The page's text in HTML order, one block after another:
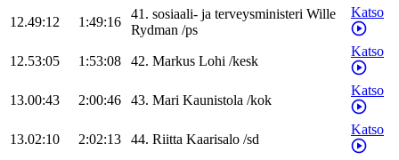
12.49:12 1:49:16
41. sosiaali- ja terveysministeri Wille
Rydman /ps
Katso
12.53:05 1:53:08 42. Markus Lohi /kesk
Katso
13.00:43 2:00:46 43. Mari Kaunistola /kok
Katso
13.02:10 2:02:13 44. Riitta Kaarisalo /sd
Katso